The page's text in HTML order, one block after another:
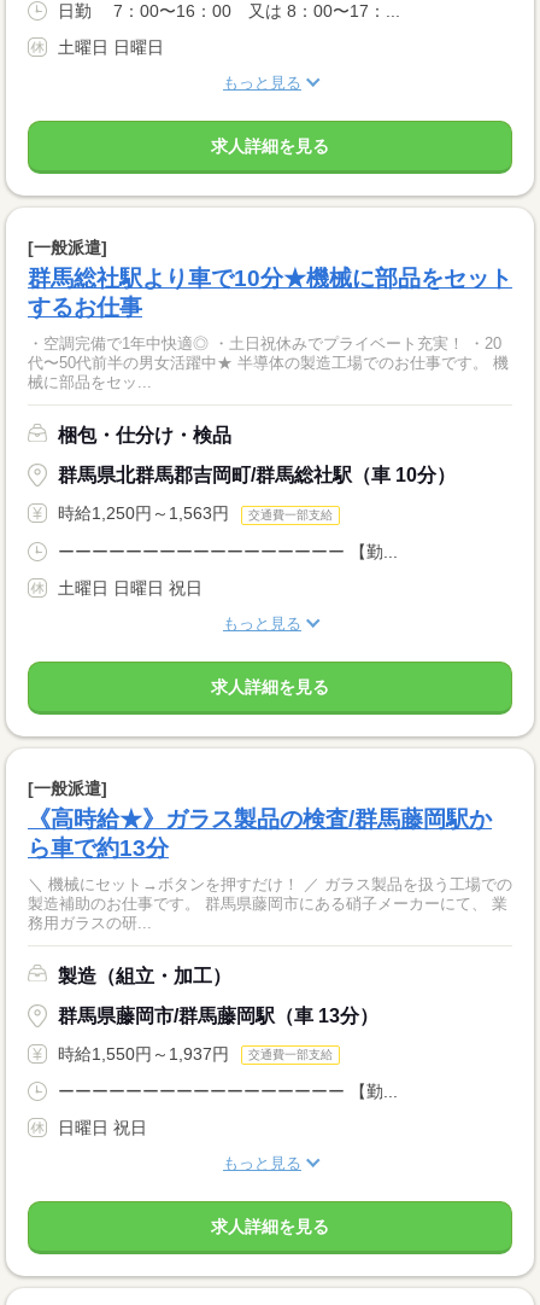
日勤 7：00〜16：00 又は 8：00〜17：...
土曜日 日曜日
もっと見る
求人詳細を見る
[一般派遣]
群馬総社駅より車で10分★機械に部品をセット
するお仕事
・空調完備で1年中快適◎ ・土日祝休みでプライベート充実！ ・20
代〜50代前半の男女活躍中★ 半導体の製造工場でのお仕事です。 機
械に部品をセッ...
梱包・仕分け・検品
群馬県北群馬郡吉岡町/群馬総社駅（車 10分）
時給1,250円～1,563円 交通費一部支給
ーーーーーーーーーーーーーーーーー 【勤...
土曜日 日曜日 祝日
もっと見る
求人詳細を見る
[一般派遣]
《高時給★》ガラス製品の検査/群馬藤岡駅か
ら車で約13分
＼ 機械にセット→ボタンを押すだけ！ ／ ガラス製品を扱う工場での
製造補助のお仕事です。 群馬県藤岡市にある硝子メーカーにて、 業
務用ガラスの研...
製造（組立・加工）
群馬県藤岡市/群馬藤岡駅（車 13分）
時給1,550円～1,937円 交通費一部支給
ーーーーーーーーーーーーーーーーー 【勤...
日曜日 祝日
もっと見る
求人詳細を見る